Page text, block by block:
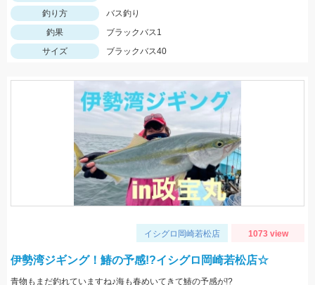
釣り方
バス釣り
釣果
ブラックバス1
サイズ
ブラックバス40
イシグロ岡崎若松店 1073 view
伊勢湾ジギング！鰆の予感!?イシグロ岡崎若松店☆
青物もまだ釣れていますね♪海も春めいてきて鰆の予感が!?